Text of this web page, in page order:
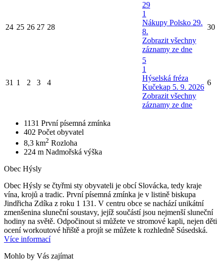
24 25 26 27 28
29
1
Nákupy Polsko 29.
8.
Zobrazit všechny
záznamy ze dne
30
31 1 2 3 4
5
1
Hýselská fréza
Kučekap 5. 9. 2026
Zobrazit všechny
záznamy ze dne
6
1131 První písemná zmínka
402 Počet obyvatel
8,3 km2 Rozloha
224 m Nadmořská výška
Obec Hýsly
Obec Hýsly se čtyřmi sty obyvateli je obcí Slovácka, tedy kraje
vína, krojů a tradic. První písemná zmínka je v listině biskupa
Jindřicha Zdíka z roku 1 131. V centru obce se nachází unikátní
zmenšenina sluneční soustavy, jejíž součástí jsou nejmenší sluneční
hodiny na světě. Odpočinout si můžete ve stromové kapli, nejen děti
ocení workoutové hřiště a projít se můžete k rozhledně Súsedská.
Více informací
Mohlo by Vás zajímat